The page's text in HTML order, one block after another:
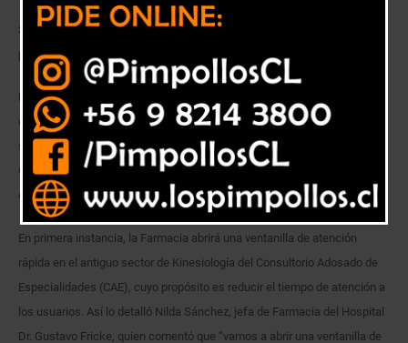
Se dispuso una ventanilla rápida y la implementación de un cuarto turno
para reforzar la atención de pacientes hospitalizados.
Para agilizar la entrega de medicamentos y reducir así el tiempo de
espera de los más de 15 mil usuarios que acuden regularmente a retirar
sus fármacos en la Farmacia de Atención Ambulatoria del Hospital Dr.
Gustavo Fricke SSVQ, la unidad refuerza sus estrategias para agilizar la
entrega de medicamentos y reducir así el tiempo de espera.
En primera instancia, la Farmacia abrirá una ventanilla de atención
rápida en el antiguo sector de Kinesiología del Consultorio Adosado de
Especialidades (CAE), cuyo propósito es reducir el tiempo de atención a
los usuarios. Así lo detalló Nilda Sánchez, jefa de Farmacia del Hospital
Dr. Gustavo Fricke, quien comentó que “vamos a abrir una ventanilla de